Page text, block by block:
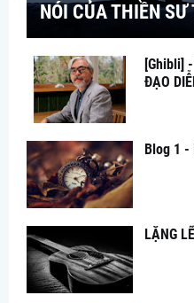
NÓI CỦA THIỀN
[Ghibli]
ĐẠO
Blog 1 -
LẶNG